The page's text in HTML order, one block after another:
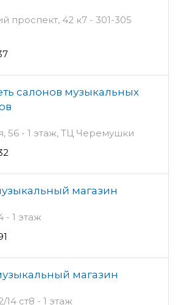
проспект, 42 к7 - 301-305
салонов музыкальных
56 - 1 этаж, ТЦ Черемушки
магазин
- 1 этаж
магазин
ст8 - 1 этаж